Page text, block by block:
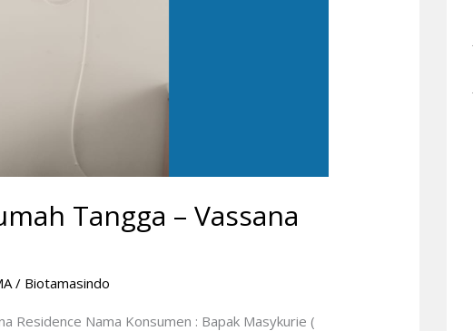
Tangga – Vassana
/ Biotamasindo
Residence Nama Konsumen : Bapak Masykurie (